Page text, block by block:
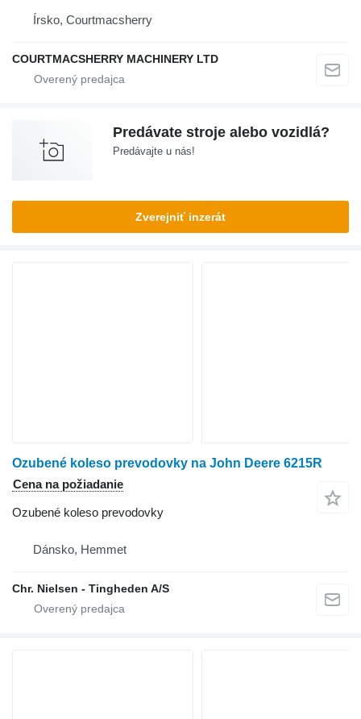
Írsko, Courtmacsherry
COURTMACSHERRY MACHINERY LTD
Predávate stroje alebo vozidlá?
Predávajte u nás!
Zverejniť inzerát
Ozubené koleso prevodovky na John Deere 6215R
Cena na požiadanie
Ozubené koleso prevodovky
Dánsko, Hemmet
Chr. Nielsen - Tingheden A/S